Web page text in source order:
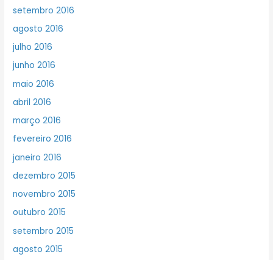
setembro 2016
agosto 2016
julho 2016
junho 2016
maio 2016
abril 2016
março 2016
fevereiro 2016
janeiro 2016
dezembro 2015
novembro 2015
outubro 2015
setembro 2015
agosto 2015